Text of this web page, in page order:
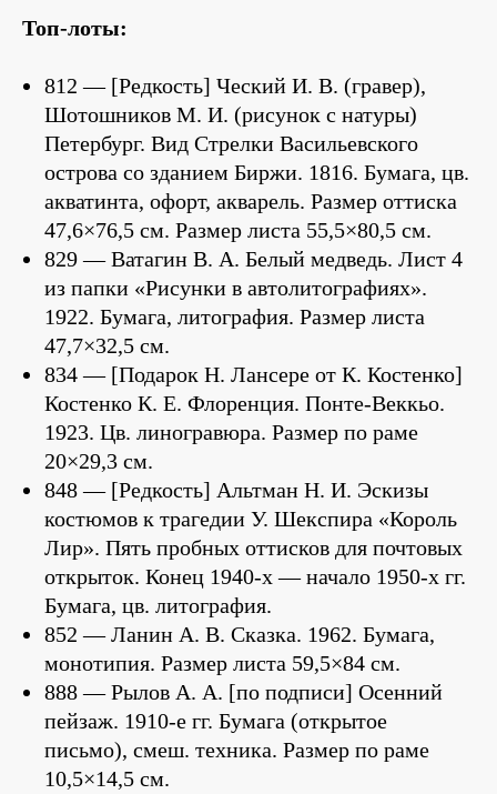
Топ-лоты:
812 — [Редкость] Ческий И. В. (гравер),
Шотошников М. И. (рисунок с натуры)
Петербург. Вид Стрелки Васильевского
острова со зданием Биржи. 1816. Бумага, цв.
акватинта, офорт, акварель. Размер оттиска
47,6×76,5 см. Размер листа 55,5×80,5 см.
829 — Ватагин В. А. Белый медведь. Лист 4
из папки «Рисунки в автолитографиях».
1922. Бумага, литография. Размер листа
47,7×32,5 см.
834 — [Подарок Н. Лансере от К. Костенко]
Костенко К. Е. Флоренция. Понте-Веккьо.
1923. Цв. линогравюра. Размер по раме
20×29,3 см.
848 — [Редкость] Альтман Н. И. Эскизы
костюмов к трагедии У. Шекспира «Король
Лир». Пять пробных оттисков для почтовых
открыток. Конец 1940-х — начало 1950-х гг.
Бумага, цв. литография.
852 — Ланин А. В. Сказка. 1962. Бумага,
монотипия. Размер листа 59,5×84 см.
888 — Рылов А. А. [по подписи] Осенний
пейзаж. 1910-е гг. Бумага (открытое
письмо), смеш. техника. Размер по раме
10,5×14,5 см.